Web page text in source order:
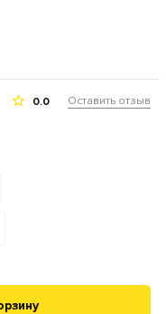
0.0 Оставить отзыв